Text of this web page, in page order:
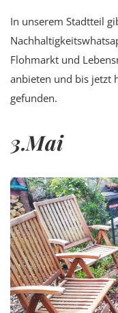
In unserem Stadtteil
Flohmarkt und
anbieten und bis jetzt
gefunden.
3.Mai